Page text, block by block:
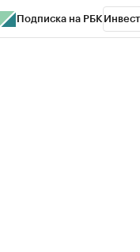
Подписка на РБК